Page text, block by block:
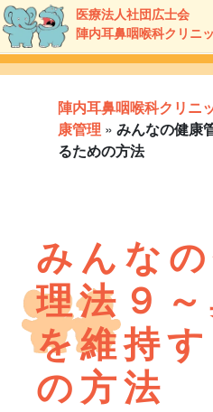
医療法人社団広士会
陣内耳鼻咽喉科クリニ
陣内耳鼻咽喉科クリニ
康管理 » みんなの健康
るための方法
みんな
理法９
を維持
の方法